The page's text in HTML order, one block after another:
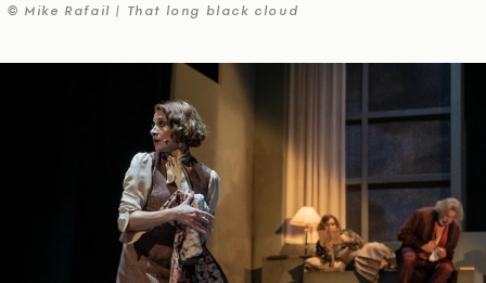
© Mike Rafail | That long black cloud